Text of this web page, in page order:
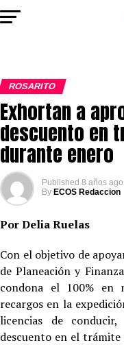
ROSARITO
Exhortan a
descuento en
durante enero
Published 8 años ago
By ECOS Redaccion
Por Delia Ruelas
Con el objetivo de
de Planeación y
condona el 100% en
recargos en la
licencias de
descuento en el